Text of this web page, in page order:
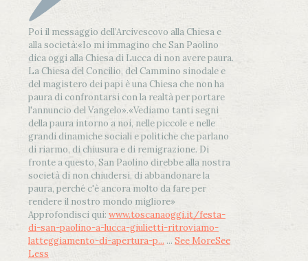
Poi il messaggio dell’Arcivescovo alla Chiesa e
alla società:«Io mi immagino che San Paolino
dica oggi alla Chiesa di Lucca di non avere paura.
La Chiesa del Concilio, del Cammino sinodale e
del magistero dei papi è una Chiesa che non ha
paura di confrontarsi con la realtà per portare
l'annuncio del Vangelo».«Vediamo tanti segni
della paura intorno a noi, nelle piccole e nelle
grandi dinamiche sociali e politiche che parlano
di riarmo, di chiusura e di remigrazione. Di
fronte a questo, San Paolino direbbe alla nostra
società di non chiudersi, di abbandonare la
paura, perché c'è ancora molto da fare per
rendere il nostro mondo migliore»
Approfondisci qui: www.toscanaoggi.it/festa-
di-san-paolino-a-lucca-giulietti-ritroviamo-
latteggiamento-di-apertura-p... ... See MoreSee
Less